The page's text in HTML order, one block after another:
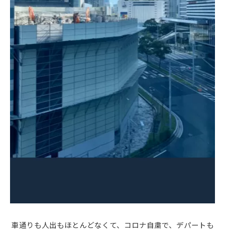
車通りも人出もほとんどなくて、コロナ自粛で、デパートも